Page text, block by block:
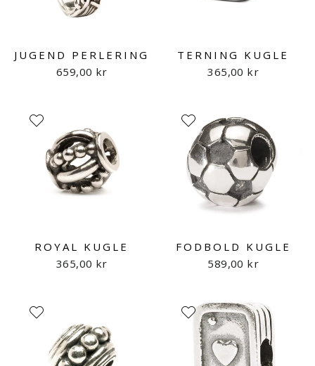
JUGEND PERLERING
659,00 kr
TERNING KUGLE
365,00 kr
ROYAL KUGLE
365,00 kr
FODBOLD KUGLE
589,00 kr